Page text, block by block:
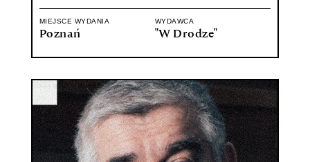
MIEJSCE WYDANIA
Poznań
WYDAWCA
"W Drodze"